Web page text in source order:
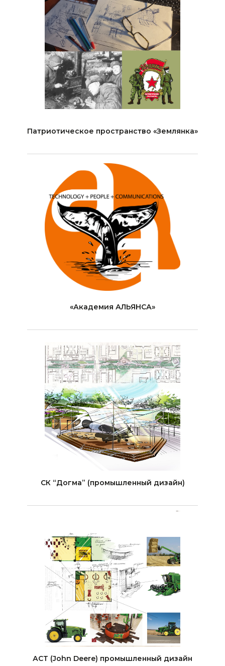
Патриотическое пространство «Землянка»
«Академия АЛЬЯНСА»
СК “Догма” (промышленный дизайн)
АСТ (John Deere) промышленный дизайн